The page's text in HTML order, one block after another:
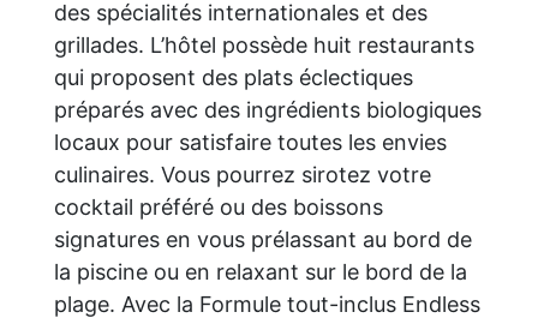
des spécialités internationales et des
grillades. L’hôtel possède huit restaurants
qui proposent des plats éclectiques
préparés avec des ingrédients biologiques
locaux pour satisfaire toutes les envies
culinaires. Vous pourrez sirotez votre
cocktail préféré ou des boissons
signatures en vous prélassant au bord de
la piscine ou en relaxant sur le bord de la
plage. Avec la Formule tout-inclus Endless